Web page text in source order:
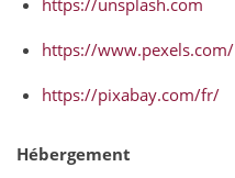
https://unsplash.com
https://www.pexels.com/
https://pixabay.com/fr/
Hébergement